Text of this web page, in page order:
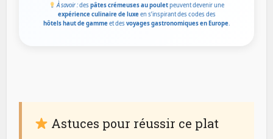
À savoir :des pâtes crémeuses au pouletpeuvent devenir une
expérience culinaire de luxeen s’inspirant des codes des
hôtels haut de gammeet des voyages gastronomiques en Europe.
Astuces pour réussir ce plat